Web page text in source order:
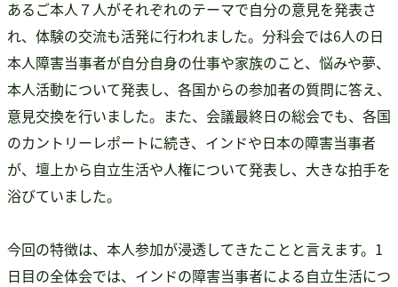
あるご本人７人がそれぞれのテーマで自分の意見を発表さ
れ、体験の交流も活発に行われました。分科会では6人の日
本人障害当事者が自分自身の仕事や家族のこと、悩みや夢、
本人活動について発表し、各国からの参加者の質問に答え、
意見交換を行いました。また、会議最終日の総会でも、各国
のカントリーレポートに続き、インドや日本の障害当事者
が、壇上から自立生活や人権について発表し、大きな拍手を
浴びていました。
今回の特徴は、本人参加が浸透してきたことと言えます。1
日目の全体会では、インドの障害当事者による自立生活につ